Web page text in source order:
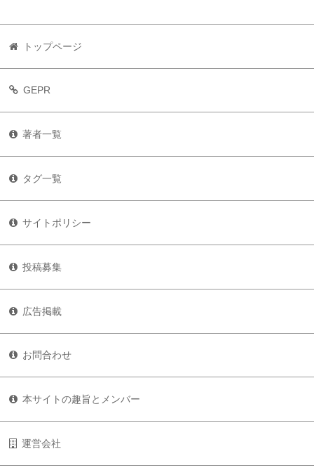
トップページ
GEPR
著者一覧
タグ一覧
サイトポリシー
投稿募集
広告掲載
お問合わせ
本サイトの趣旨とメンバー
運営会社